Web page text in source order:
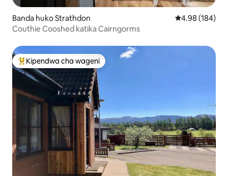
Banda huko Strathdon Ukadiriaji wa
4.98 (184)
Couthie Cooshed katika Cairngorms
Kipendwa maarufu cha wageni
Kipendwa cha wageni